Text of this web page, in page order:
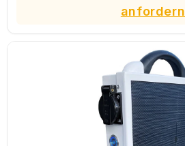
anfordern